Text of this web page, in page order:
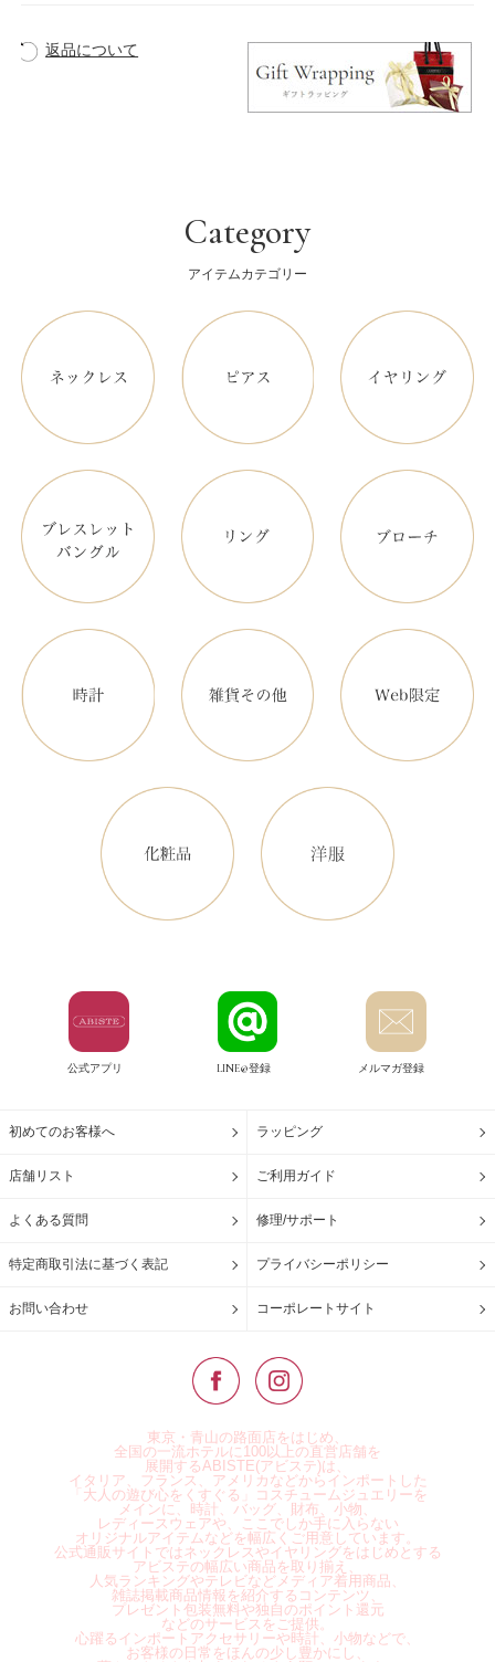
返品について
Category
アイテムカテゴリー
公式アプリ LINE@登録 メルマガ登録
初めてのお客様へ ラッピング
店舗リスト ご利用ガイド
よくある質問 修理/サポート
特定商取引法に基づく表記 プライバシーポリシー
お問い合わせ コーポレートサイト
東京・青山の路面店をはじめ、
全国の一流ホテルに100以上の直営店舗を
展開するABISTE(アビステ)は、
イタリア、フランス、アメリカなどからインポートした
「大人の遊び心をくすぐる」コスチュームジュエリーを
メインに、時計、バッグ、財布、小物、
レディースウェアや、ここでしか手に入らない
オリジナルアイテムなどを幅広くご用意しています。
公式通販サイトではネックレスやイヤリングをはじめとする
アビステの幅広い商品を取り揃え、
人気ランキングやテレビなどメディア着用商品、
雑誌掲載商品情報を紹介するコンテンツ、
プレゼント包装無料や独自のポイント還元
などのサービスをご提供。
心躍るインポートアクセサリーや時計、小物などで、
お客様の日常をほんの少し豊かにし、